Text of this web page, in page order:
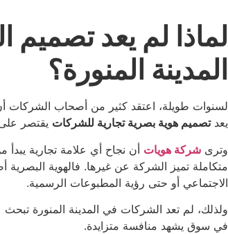
لماذا لم يعد
المدينة المنورة؟
لسنوات طويلة، اعتقد كثير من أصحاب الشركات
يعدتصميم هوية بصرية تجارية للشركات يقتصر
وترى شركة هويات أن نجاح أي علامة تجارية يبدأ
متكاملة تميز الشركة عن غيرها. فالهوية البصرية
الاجتماعي أو حتى رؤية المطبوعات الرسمية.
ولذلك، لم تعد الشركات في المدينة المنورة
في سوق يشهد منافسة متزايدة.